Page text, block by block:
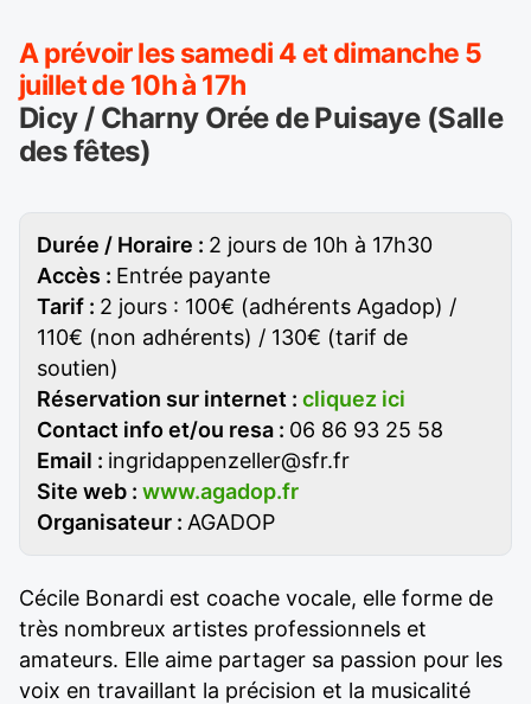
A prévoir les samedi 4 et dimanche 5
juillet de 10h à 17h
Dicy / Charny Orée de Puisaye (Salle
des fêtes)
Durée / Horaire : 2 jours de 10h à 17h30
Accès : Entrée payante
Tarif : 2 jours : 100€ (adhérents Agadop) /
110€ (non adhérents) / 130€ (tarif de
soutien)
Réservation sur internet : cliquez ici
Contact info et/ou resa : 06 86 93 25 58
Email : ingridappenzeller@sfr.fr
Site web : www.agadop.fr
Organisateur : AGADOP
Cécile Bonardi est coache vocale, elle forme de
très nombreux artistes professionnels et
amateurs. Elle aime partager sa passion pour les
voix en travaillant la précision et la musicalité